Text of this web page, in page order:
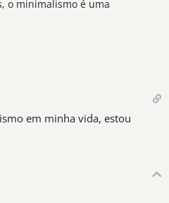
o minimalismo é uma
em minha vida, estou